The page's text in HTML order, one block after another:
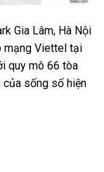
Gia Lâm, Hà Nội
mạng Viettel tại
quy mô 66 tòa
sống số hiện